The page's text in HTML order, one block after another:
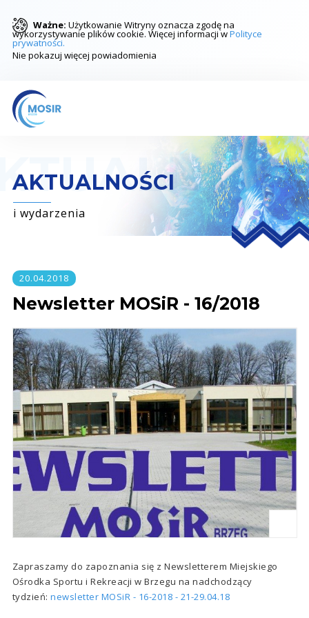
Ważne: Użytkowanie Witryny oznacza zgodę na
wykorzystywanie plików cookie. Więcej informacji wPolityce
prywatności.
Nie pokazuj więcej powiadomienia
AKTUALNOŚCI
i wydarzenia
20.04.2018
Newsletter MOSiR - 16/2018
Zapraszamy do zapoznania się z Newsletterem Miejskiego
Ośrodka Sportu i Rekreacji w Brzegu na nadchodzący
tydzień: newsletter MOSiR - 16-2018 - 21-29.04.18